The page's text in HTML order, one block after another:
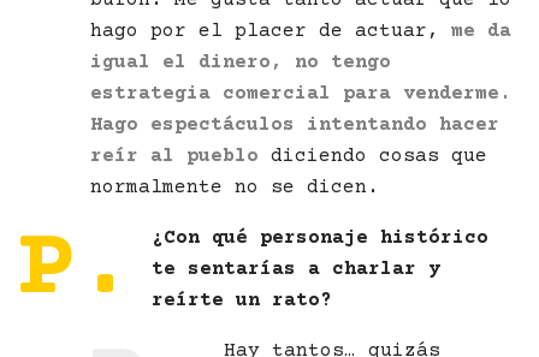
hago por el placer de actuar, me da
igual el dinero, no tengo
estrategia comercial para venderme.
Hago espectáculos intentando hacer
reír
al pueblo diciendo cosas que
normalmente no se dicen.
P.
¿Con qué personaje histórico
te sentarías a charlar y
reírte un rato?
Hay tantos… quizás